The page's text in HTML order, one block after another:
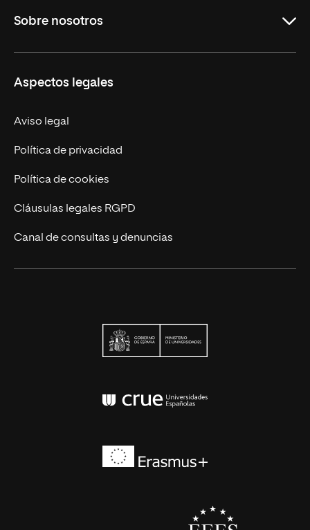
Maestrías
Sobre nosotros
Trabaja en UNIR
Actualidad UNIR
Contáctanos
Aspectos legales
Aviso legal
Política de privacidad
Política de cookies
Cláusulas legales RGPD
Canal de consultas y denuncias